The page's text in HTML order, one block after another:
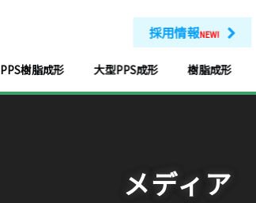
採用情報NEW!
PPS樹脂成形 大型PPS成形 樹脂成形
メディア